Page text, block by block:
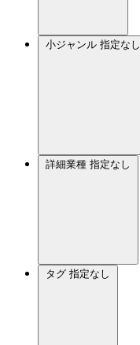
小ジャンル 指定なし
詳細業種 指定なし
タグ 指定なし